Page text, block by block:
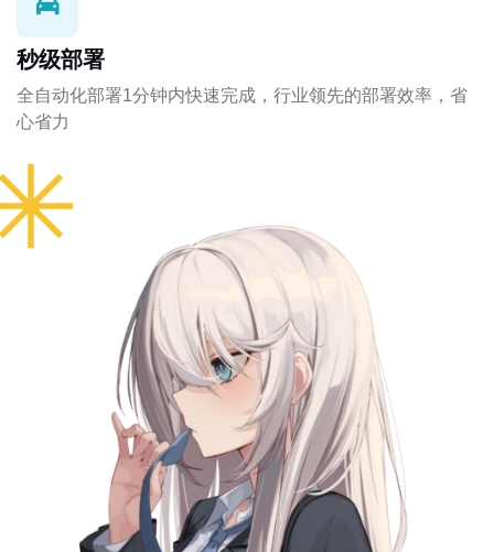
秒级部署
全自动化部署1分钟内快速完成，行业领先的部署效率，省
心省力